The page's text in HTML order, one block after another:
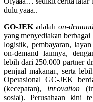
dulu yaaa..
GO-JEK adalah on-
yang menyediakan
logistik, pembayaran, layan
on-demand lainnya,
lebih dari 250.000 partner
penjual makanan, serta
Operasional GO-JEK
(kecepatan), innovation
sosial). Perusahaan kini